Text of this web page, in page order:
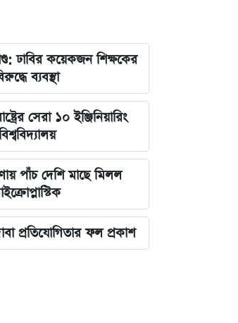
ঢাবির কয়েকজন শিক্ষকের
ব্যবস্থা
সেরা ১০ ইঞ্জিনিয়ারিং
পাঁচ দেশি মাছে মিলল
প্রতিযোগিতার ফল প্রকাশ